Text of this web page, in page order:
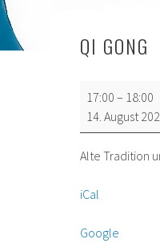
QI GONG
Qi
Gong
17:00 – 18:00
14. August
Alte Tradition
iCal
Google